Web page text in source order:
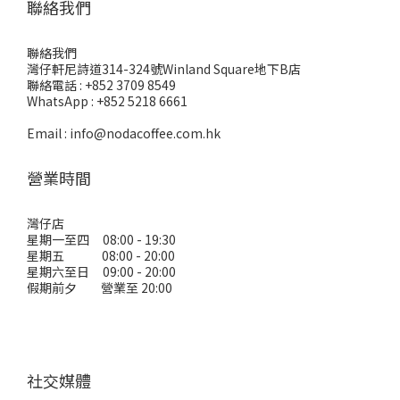
聯絡我們
聯絡我們
灣仔軒尼詩道314-324號Winland Square地下B店
聯絡電話 : +852 3709 8549
WhatsApp : +852 5218 6661
Email : info@nodacoffee.com.hk
營業時間
灣仔店
星期一至四 08:00 - 19:30
星期五 08:00 - 20:00
星期六至日 09:00 - 20:00
假期前夕 營業至 20:00
社交媒體